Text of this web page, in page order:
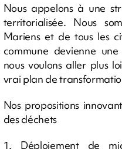
Nous appelons à une
territorialisée. Nous
Mariens et de tous les
commune devienne
nous voulons aller plus
vrai plan de
Nos propositions
des déchets
1. Déploiement de